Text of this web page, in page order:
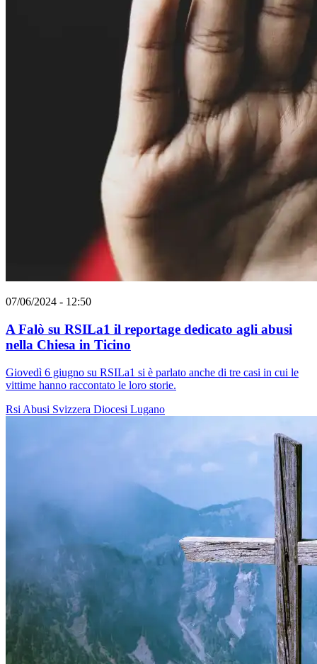
07/06/2024 - 12:50
A Falò su RSILa1 il reportage dedicato agli abusi
nella Chiesa in Ticino
Giovedì 6 giugno su RSILa1 si è parlato anche di tre casi in cui le
vittime hanno raccontato le loro storie.
Rsi Abusi Svizzera Diocesi Lugano